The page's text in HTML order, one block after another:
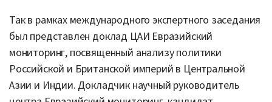
Так в рамках международного экспертного заседания
был представлен доклад ЦАИ Евразийский
мониторинг, посвященный анализу политики
Российской и Британской империй в Центральной
Азии и Индии. Докладчик научный руководитель